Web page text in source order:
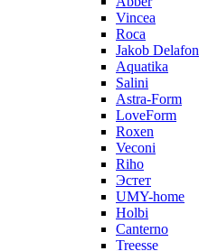
Vincea
Roca
Jakob Delafon
Aquatika
Salini
Astra-Form
LoveForm
Roxen
Veconi
Riho
Эстет
UMY-home
Holbi
Canterno
Treesse